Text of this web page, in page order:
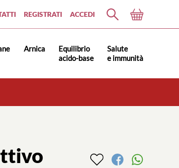
REGISTRATI ACCEDI
Arnica
Equilibrio
acido-base
Salute
e immunità